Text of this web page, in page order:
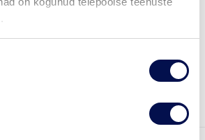
EDASIMÜÜJA
Võta meiega
ühendust